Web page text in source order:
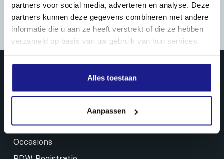
partners voor social media, adverteren en analyse. Deze
partners kunnen deze gegevens combineren met andere
informatie die u aan ze heeft verstrekt of die ze hebben
verzameld op basis van uw gebruik van hun services.
Alles toestaan
Aanpassen
PRODUCTEN & DIENSTEN
Landbouw mechanisatie
Onderhoud & reiniging
Occasions